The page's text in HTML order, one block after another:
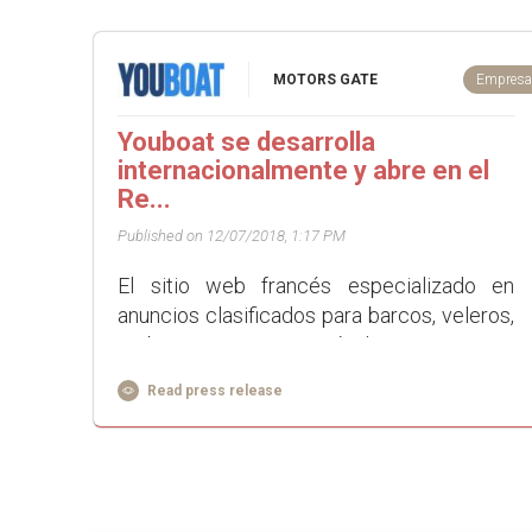
MOTORS GATE
Youboat se desarrolla
internacionalmente y abre en el
Re...
Published on 12/07/2018, 1:17 PM
El sitio web francés especializado en
anuncios clasificados para barcos, veleros,
embarcaciones semirrígidas, motores y
accesorios continúa su desarrollo
ofreciendo desde ha...
Read press release